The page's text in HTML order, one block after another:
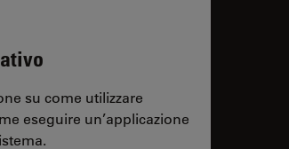
su come utilizzare
eseguire un’applicazione